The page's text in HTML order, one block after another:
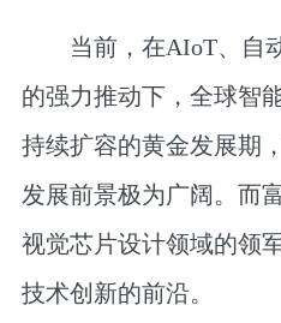
当前，在AIoT、自动
的强力推动下，全球智
持续扩容的黄金发展期
发展前景极为广阔。而
视觉芯片设计领域的领
技术创新的前沿。